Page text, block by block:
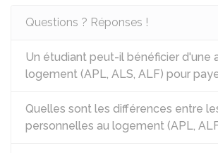
Questions ? Réponses !
Un étudiant peut-il bénéficier d'une
logement (APL, ALS, ALF) pour
Quelles sont les différences entre
personnelles au logement (APL,